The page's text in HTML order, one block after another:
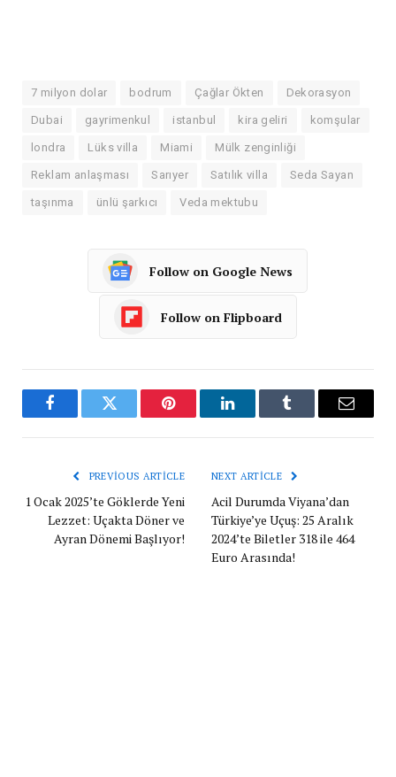
7 milyon dolar bodrum Çağlar Ökten Dekorasyon
Dubai gayrimenkul istanbul kira geliri komşular
londra Lüks villa Miami Mülk zenginliği
Reklam anlaşması Sarıyer Satılık villa Seda Sayan
taşınma ünlü şarkıcı Veda mektubu
Follow on Google News
Follow on Flipboard
FacebookTwitter Pinterest LinkedInTumblr Email
PREVIOUS ARTICLE
1 Ocak 2025’te Göklerde Yeni
Lezzet: Uçakta Döner ve
Ayran Dönemi Başlıyor!
NEXT ARTICLE
Acil Durumda Viyana’dan
Türkiye’ye Uçuş: 25 Aralık
2024’te Biletler 318 ile 464
Euro Arasında!